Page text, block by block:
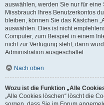
auswählen, werden Sie nur für
Missbrauch Ihres Benutzerkontos
bleiben, können Sie das Kästchen
auswählen. Dies ist nicht
Computer, zum Beispiel in einem
nicht zur Verfügung steht, dann
Administration ausgeschaltet.
Nach oben
Wozu ist die Funktion „Alle
„Alle Cookies löschen“ löscht die